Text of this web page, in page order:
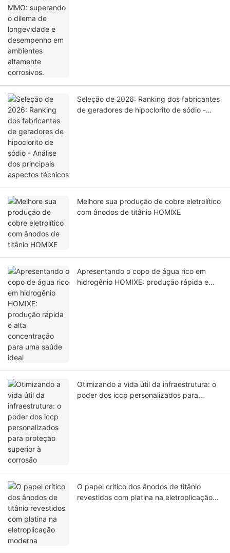
Seleção de 2026: Ranking dos fabricantes
de geradores de hipoclorito de sódio -
Melhore sua produção de cobre eletrolítico
com ânodos de titânio HOMlXE
Apresentando o copo de água rico em
hidrogênio HOMIXE: produção rápida e
Otimizando a vida útil da infraestrutura: o
poder dos iccp personalizados para
O papel crítico dos ânodos de titânio
revestidos com platina na eletroplicação